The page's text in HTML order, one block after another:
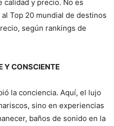
y precio. No es
Top 20 mundial de destinos
según rankings de
Y CONSCIENTE
la conciencia. Aquí, el lujo
sino en experiencias
baños de sonido en la